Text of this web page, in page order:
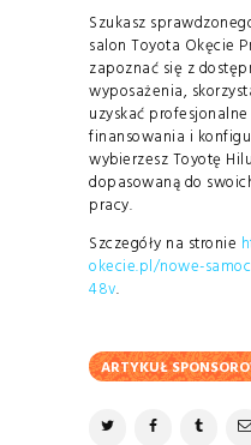
Szukasz
salon Toyota Okęcie
zapoznać się z
wyposażenia,
uzyskać
finansowania i
wybierzesz Toyotę
dopasowaną do
pracy.
Szczegóły na stronie
okecie.pl/nowe-
48v.
ARTYKUŁ